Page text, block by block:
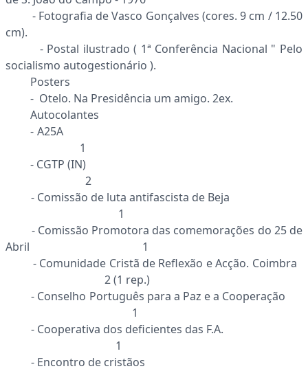
- Fotografia de Vasco Gonçalves (cores. 9 cm / 12.50
cm).
- Postal ilustrado ( 1ª Conferência Nacional " Pelo
socialismo autogestionário ).
Posters
- Otelo. Na Presidência um amigo. 2ex.
Autocolantes
- A25A
1
- CGTP (IN)
2
- Comissão de luta antifascista de Beja
1
- Comissão Promotora das comemorações do 25 de
Abril 1
- Comunidade Cristã de Reflexão e Acção. Coimbra
2 (1 rep.)
- Conselho Português para a Paz e a Cooperação
1
- Cooperativa dos deficientes das F.A.
1
- Encontro de cristãos